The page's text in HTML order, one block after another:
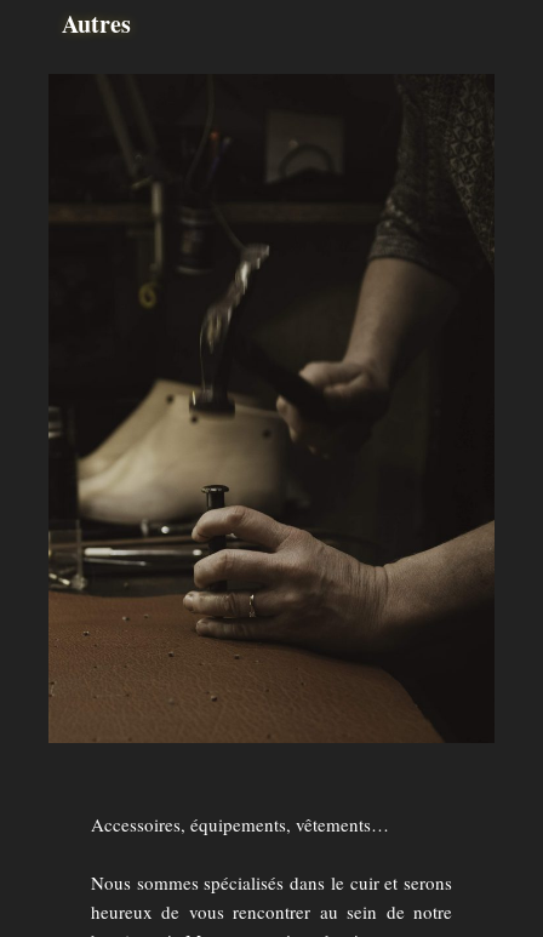
Autres
Accessoires, équipements, vêtements…
Nous sommes spécialisés dans le cuir et serons
heureux de vous rencontrer au sein de notre